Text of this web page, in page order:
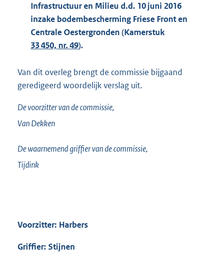
Infrastructuur en Milieu d.d. 10 juni 2016
inzake bodembescherming Friese Front en
Centrale Oestergronden (Kamerstuk
33 450, nr. 49).
Van dit overleg brengt de commissie bijgaand
geredigeerd woordelijk verslag uit.
De voorzitter van de commissie,
Van Dekken
De waarnemend griffier van de commissie,
Tijdink
Voorzitter: Harbers
Griffier: Stijnen